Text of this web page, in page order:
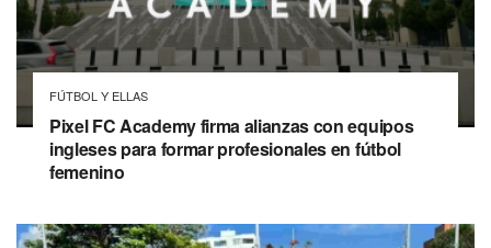
FÚTBOL Y ELLAS
Pixel FC Academy firma alianzas con equipos
ingleses para formar profesionales en fútbol
femenino